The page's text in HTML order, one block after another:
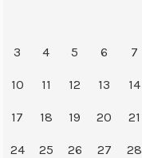
3 4 5 6 7
10 11 12 13 14
17 18 19 20 21
24 25 26 27 28